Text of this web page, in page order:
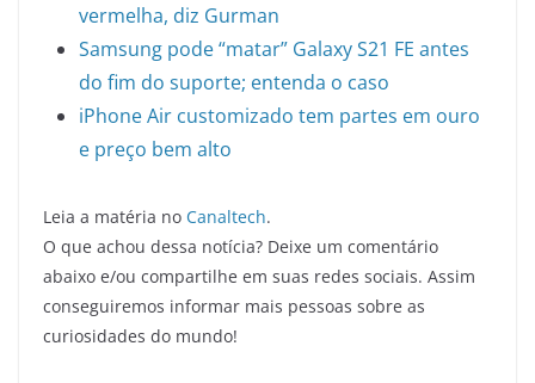
vermelha, diz Gurman
Samsung pode “matar” Galaxy S21 FE antes
do fim do suporte; entenda o caso
iPhone Air customizado tem partes em ouro
e preço bem alto
Leia a matéria no Canaltech.
O que achou dessa notícia? Deixe um comentário
abaixo e/ou compartilhe em suas redes sociais. Assim
conseguiremos informar mais pessoas sobre as
curiosidades do mundo!